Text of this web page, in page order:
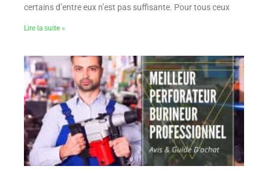
certains d’entre eux n’est pas suffisante. Pour tous ceux
Lire la suite »